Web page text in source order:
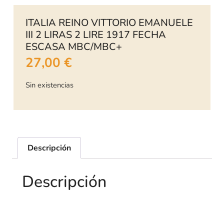
ITALIA REINO VITTORIO EMANUELE
III 2 LIRAS 2 LIRE 1917 FECHA
ESCASA MBC/MBC+
27,00 €
Sin existencias
Descripción
Descripción